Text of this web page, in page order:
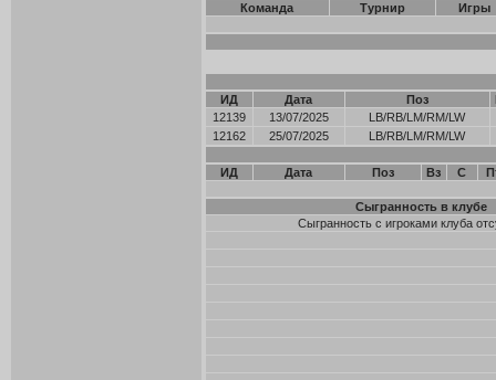
Команда Турнир Игры
ИД Дата Поз
12139
13/07/2025
LB/RB/LM/RM/LW
12162
25/07/2025 LB/RB/LM/RM/LW
ИД Дата Поз Вз С
Сыгранность в клубе
Сыгранность с игроками клуба